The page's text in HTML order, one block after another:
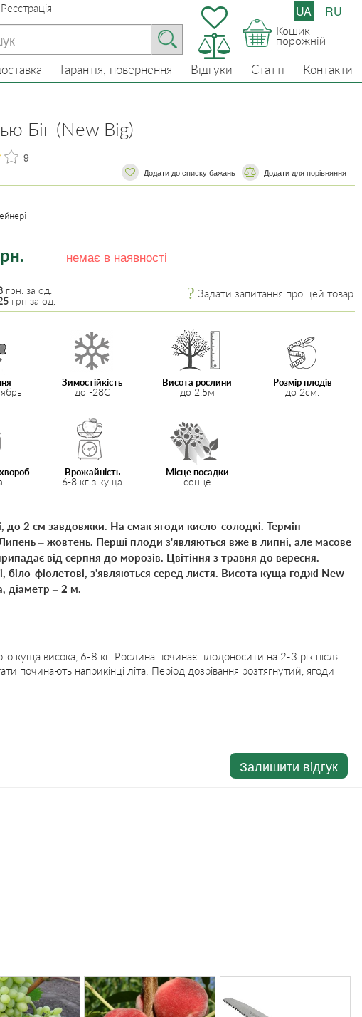
Реєстрація
Кошик
порожній
UA RU
Гарантія, повернення Відгуки Статті Контакти
Біг (New Big)
9
Додати до списку бажань ​​Додати для порівняння
немає в наявності
грн. за од.
грн за од.
Задати запитання про цей товар
Зимостійкість
до -28С
Висота рослини
до 2,5м
Розмір плодів
до 2см.
Врожайність
6-8 кг з куща
Місце посадки
сонце
до 2 см завдовжки. На смак ягоди кисло-солодкі. Термін
– жовтень. Перші плоди з'являються вже в липні, але масове
від серпня до морозів. Цвітіння з травня до вересня.
біло-фіолетові, з'являються серед листя. Висота куща годжі New
діаметр – 2 м.
куща висока, 6-8 кг. Рослина починає плодоносити на 2-3 рік після
починають наприкінці літа. Період дозрівання розтягнутий, ягоди
Залишити вiдгук